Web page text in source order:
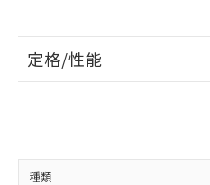
定格/性能
種類